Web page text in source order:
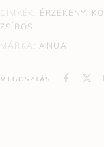
CÍMKÉK: ÉRZÉKENY,
ZSÍROS
MÁRKA:ANUA
MEGOSZTÁS